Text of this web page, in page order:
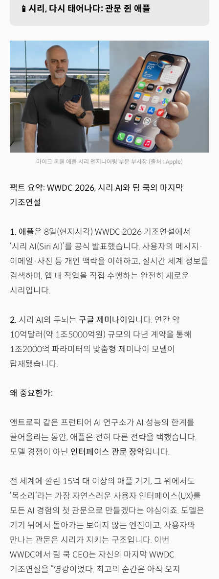
📱시리, 다시 태어나다: 관문 쥔 애플
마이크 록웰 애플 시리 엔지니어링 부문 부사장 (출처 : Apple)
팩트 요약: WWDC 2026, 시리 AI와 팀 쿡의 마지막
기조연설
1. 애플은 8일(현지시각) WWDC 2026 기조연설에서
‘시리 AI(Siri AI)’를 공식 발표했습니다. 사용자의 메시지·
이메일·사진 등 개인 맥락을 이해하고, 실시간 세계 정보를
검색하며, 앱 내 작업을 직접 수행하는 완전히 새로운
시리입니다.
2. 시리 AI의 두뇌는 구글 제미나이 입니다. 연간 약
10억달러(약 1조5000억원) 규모의 다년 계약을 통해
1조2000억 파라미터의 맞춤형 제미나이 모델이
탑재됐습니다.
왜 중요한가:
앤트로픽 같은 프런티어 AI 연구소가 AI 성능의 한계를
끌어올리는 동안, 애플은 전혀 다른 전략을 택했습니다.
모델 경쟁이 아닌 인터페이스 관문 장악입니다.
전 세계에 깔린 15억 대 이상의 애플 기기, 그 위에서도
‘목소리’라는 가장 자연스러운 사용자 인터페이스(UX)를
모든 AI 경험의 첫 관문으로 만들겠다는 야심이죠. 모델은
기기 뒤에서 돌아가는 보이지 않는 엔진이고, 사용자와
만나는 관문은 시리가 지키는 구조입니다. 이번
WWDC에서 팀 쿡 CEO는 자신의 마지막 WWDC
기조연설을 “영광이었다. 최고의 순간은 아직 오지